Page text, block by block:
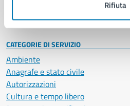
Rifiuta
Intranet, posta aziendale e protocollo
CATEGORIE DI SERVIZIO
Ambiente
Anagrafe e stato civile
Autorizzazioni
Cultura e tempo libero